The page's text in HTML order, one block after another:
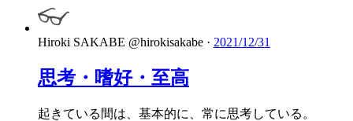
Hiroki SAKABE @hirokisakabe · 2021/12/31
思考・嗜好・至高
起きている間は、基本的に、常に思考している。